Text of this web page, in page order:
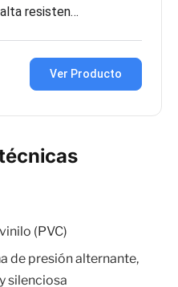
resisten…
Ver Producto
(PVC)
de presión alternante,
silenciosa